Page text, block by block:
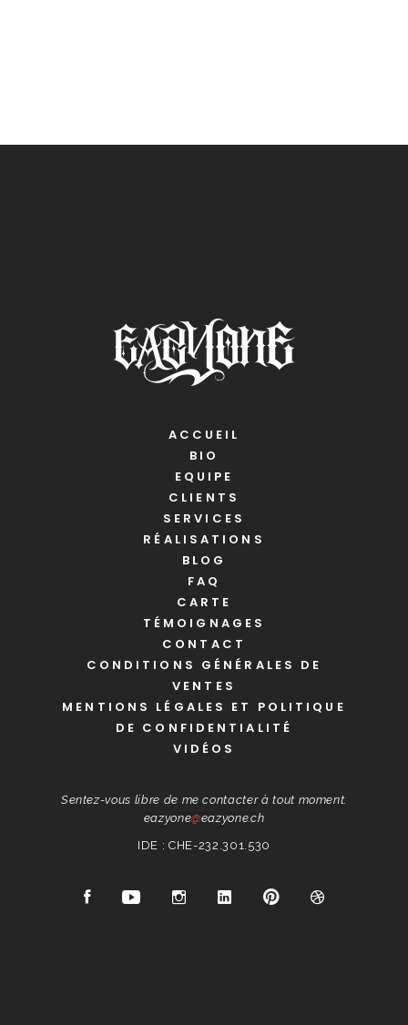
ACCUEIL
BIO
EQUIPE
CLIENTS
SERVICES
RÉALISATIONS
BLOG
FAQ
CARTE
TÉMOIGNAGES
CONTACT
CONDITIONS GÉNÉRALES DE
VENTES
MENTIONS LÉGALES ET POLITIQUE
DE CONFIDENTIALITÉ
VIDÉOS
Sentez-vous libre de me contacter à tout moment.
eazyone@eazyone.ch
IDE : CHE-232.301.530